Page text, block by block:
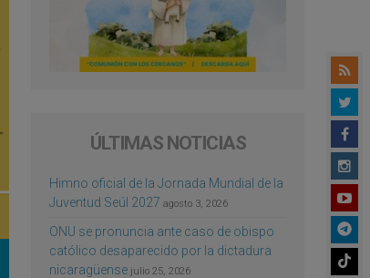
ÚLTIMAS NOTICIAS
Himno oficial de la Jornada Mundial de la
Juventud Seúl 2027 agosto 3, 2026
ONU se pronuncia ante caso de obispo
católico desaparecido por la dictadura
nicaragüense julio 25, 2026